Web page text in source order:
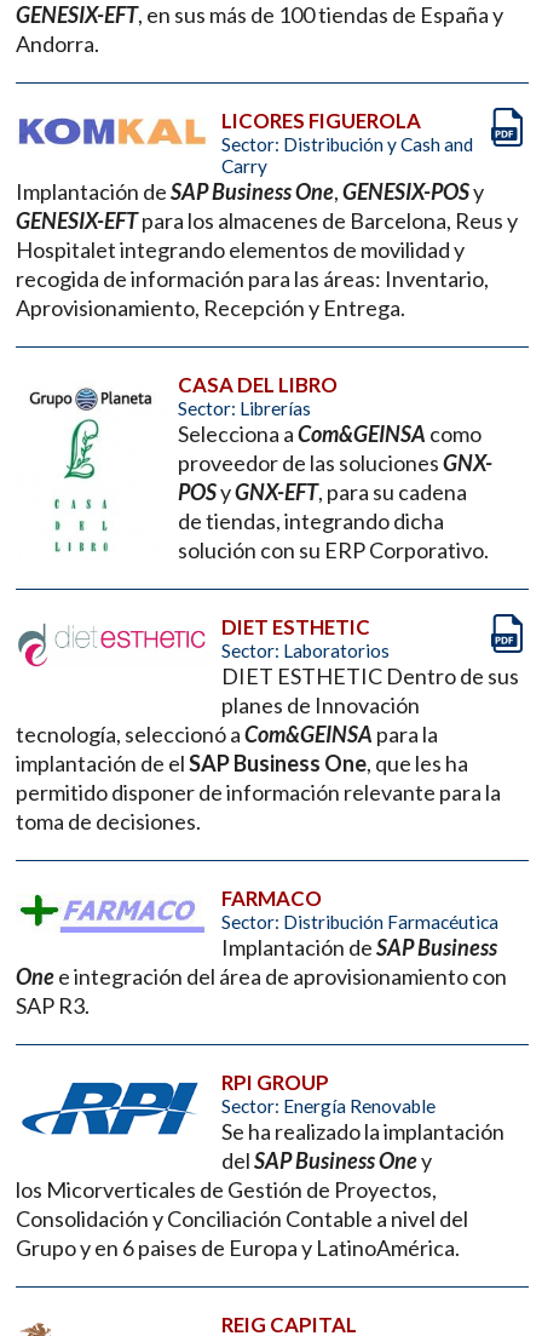
GENESIX-EFT, en sus más de 100 tiendas de España y
Andorra.
LICORES FIGUEROLA
Sector: Distribución y Cash and
Carry
Implantación deSAP Business One,GENESIX-POSy
GENESIX-EFTpara los almacenes de Barcelona, Reus y
Hospitalet integrando elementos de movilidad y
recogida de información para las áreas: Inventario,
Aprovisionamiento, Recepción y Entrega.
CASA DEL LIBRO
Sector: Librerías
Selecciona aCom&GEINSA como
proveedor de las solucionesGNX-
POSyGNX-EFT, para su cadena
de tiendas, integrando dicha
solución con su ERP Corporativo.
DIET ESTHETIC
Sector: Laboratorios
DIET ESTHETIC Dentro de sus
planes de Innovación
tecnología, seleccionó aCom&GEINSA para la
implantación de elSAP Business One, que les ha
permitido disponer de información relevante para la
toma de decisiones.
FARMACO
Sector: Distribución Farmacéutica
Implantación deSAP Business
Onee integración del área de aprovisionamiento con
SAP R3.
RPI GROUP
Sector: Energía Renovable
Se ha realizado la implantación
delSAP Business Oney
los Micorverticales de Gestión de Proyectos,
Consolidación y Conciliación Contable a nivel del
Grupo y en 6 paises de Europa y LatinoAmérica.
REIG CAPITAL